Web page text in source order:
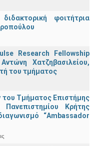
φοιτήτρια
Research Fellowship
Χατζηβασιλείου,
του τμήματος
του Τμήματος Επιστήμης
Κρήτης
“Ambassador